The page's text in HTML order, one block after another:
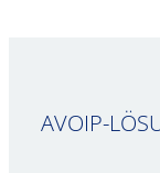
AVOIP-